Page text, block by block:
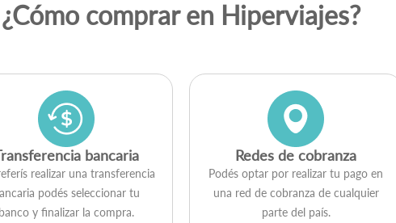
¿Cómo comprar en Hiperviajes?
bancaria
realizar una transferencia
podés seleccionar tu
y finalizar la compra.
Redes de cobranza
Podés optar por realizar tu pago en
una red de cobranza de cualquier
parte del país.